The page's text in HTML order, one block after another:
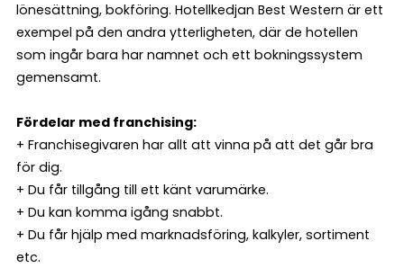
lönesättning, bokföring. Hotellkedjan Best Western är ett
exempel på den andra ytterligheten, där de hotellen
som ingår bara har namnet och ett bokningssystem
gemensamt.
Fördelar med franchising:
+ Franchisegivaren har allt att vinna på att det går bra
för dig.
+ Du får tillgång till ett känt varumärke.
+ Du kan komma igång snabbt.
+ Du får hjälp med marknadsföring, kalkyler, sortiment
etc.